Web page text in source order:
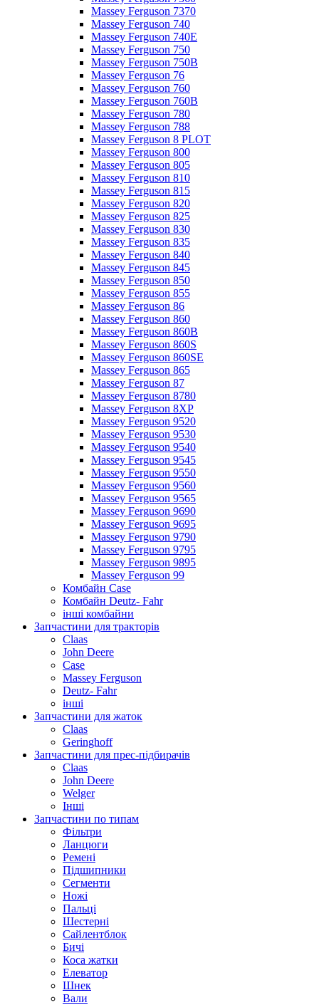
Massey Ferguson 7370
Massey Ferguson 740
Massey Ferguson 740E
Massey Ferguson 750
Massey Ferguson 750B
Massey Ferguson 76
Massey Ferguson 760
Massey Ferguson 760B
Massey Ferguson 780
Massey Ferguson 788
Massey Ferguson 8 PLOT
Massey Ferguson 800
Massey Ferguson 805
Massey Ferguson 810
Massey Ferguson 815
Massey Ferguson 820
Massey Ferguson 825
Massey Ferguson 830
Massey Ferguson 835
Massey Ferguson 840
Massey Ferguson 845
Massey Ferguson 850
Massey Ferguson 855
Massey Ferguson 86
Massey Ferguson 860
Massey Ferguson 860B
Massey Ferguson 860S
Massey Ferguson 860SE
Massey Ferguson 865
Massey Ferguson 87
Massey Ferguson 8780
Massey Ferguson 8XP
Massey Ferguson 9520
Massey Ferguson 9530
Massey Ferguson 9540
Massey Ferguson 9545
Massey Ferguson 9550
Massey Ferguson 9560
Massey Ferguson 9565
Massey Ferguson 9690
Massey Ferguson 9695
Massey Ferguson 9790
Massey Ferguson 9795
Massey Ferguson 9895
Massey Ferguson 99
Комбайн Case
Комбайн Deutz- Fahr
інші комбайни
Запчастини для тракторів
Claas
John Deere
Case
Massey Ferguson
Deutz- Fahr
інші
Запчастини для жаток
Claas
Geringhoff
Запчастини для прес-підбирачів
Claas
John Deere
Welger
Інші
Запчастини по типам
Фільтри
Ланцюги
Ремені
Підшипники
Сегменти
Ножі
Пальці
Шестерні
Сайлентблок
Бичі
Коса жатки
Елеватор
Шнек
Вали